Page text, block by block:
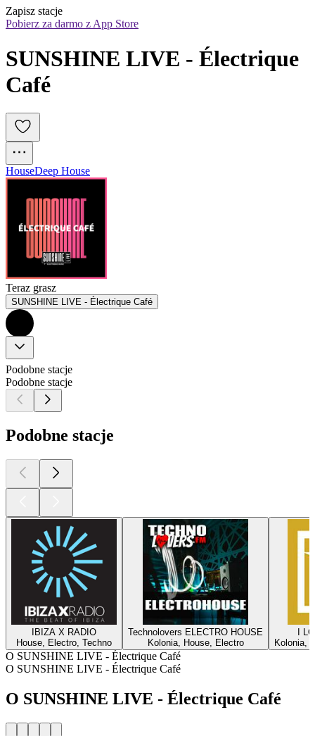
Zapisz stacje
Pobierz za darmo z App Store
SUNSHINE LIVE - Électrique
Café
HouseDeep House
Teraz grasz
SUNSHINE LIVE - Électrique Café
Podobne stacje
Podobne stacje
Podobne stacje
IBIZA X RADIO
House, Electro, Techno
Technolovers ELECTRO HOUSE
Kolonia, House, Electro
I
Kolonia,
O SUNSHINE LIVE - Électrique Café
O SUNSHINE LIVE - Électrique Café
O SUNSHINE LIVE - Électrique Café